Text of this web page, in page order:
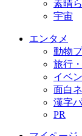
素晴
宇宙
エンタメ
動物
旅行
イベ
面白
漢字
PR